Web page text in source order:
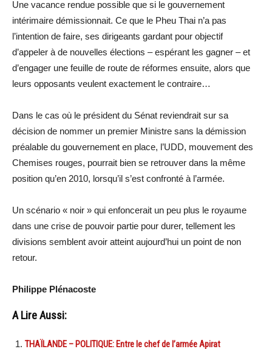
Une vacance rendue possible que si le gouvernement
intérimaire démissionnait. Ce que le Pheu Thai n’a pas
l’intention de faire, ses dirigeants gardant pour objectif
d’appeler à de nouvelles élections – espérant les gagner – et
d’engager une feuille de route de réformes ensuite, alors que
leurs opposants veulent exactement le contraire…
Dans le cas où le président du Sénat reviendrait sur sa
décision de nommer un premier Ministre sans la démission
préalable du gouvernement en place, l’UDD, mouvement des
Chemises rouges, pourrait bien se retrouver dans la même
position qu’en 2010, lorsqu’il s’est confronté à l’armée.
Un scénario « noir » qui enfoncerait un peu plus le royaume
dans une crise de pouvoir partie pour durer, tellement les
divisions semblent avoir atteint aujourd’hui un point de non
retour.
Philippe Plénacoste
A Lire Aussi:
THAÏLANDE – POLITIQUE: Entre le chef de l’armée Apirat